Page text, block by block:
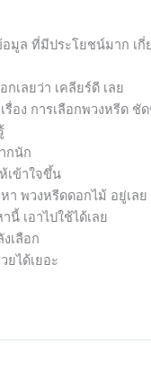
มูล ที่มีประโยชน์มาก เกี่
เลยว่า เคลียร์ดี เลย
รื่อง การเลือกพวงหรีด ชั
กนัก
เข้าใจขึ้น
า พวงหรีดดอกไม้ อยู่เลย
นี้ เอาไปใช้ได้เลย
เลือก
ยได้เยอะ